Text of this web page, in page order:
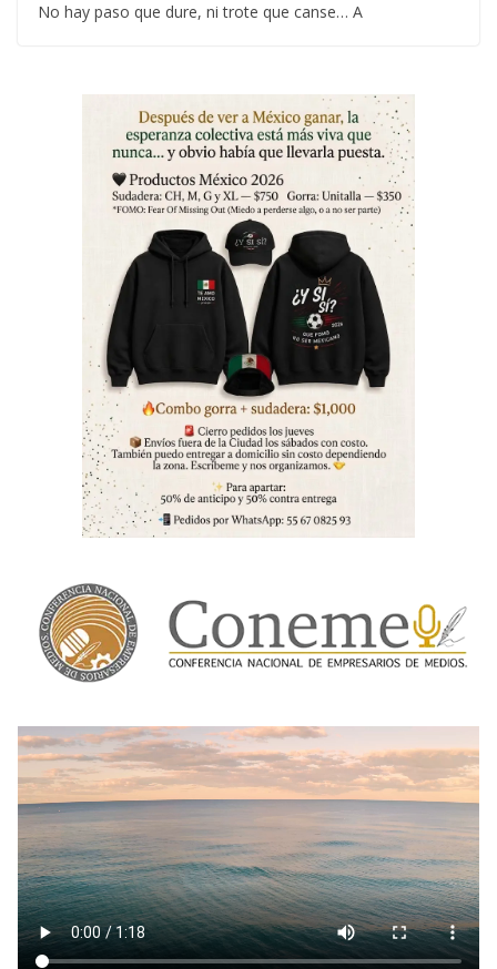
No hay paso que dure, ni trote que canse… A